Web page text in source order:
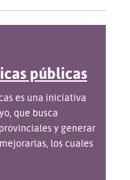
públicas
es una iniciativa
que busca
y generar
los cuales